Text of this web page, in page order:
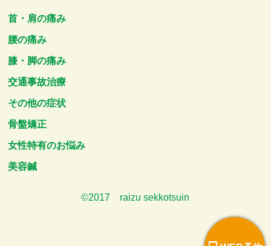
首・肩の痛み
腰の痛み
膝・脚の痛み
交通事故治療
その他の症状
骨盤矯正
女性特有のお悩み
美容鍼
©2017 raizu sekkotsuin